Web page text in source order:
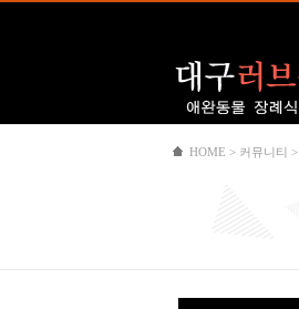
Logo
HOME > 커뮤니티 >